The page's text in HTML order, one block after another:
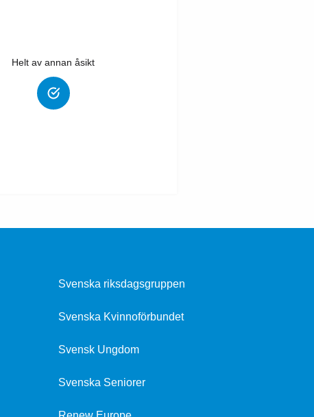
Helt av annan åsikt
Svenska riksdagsgruppen
Svenska Kvinnoförbundet
Svensk Ungdom
Svenska Seniorer